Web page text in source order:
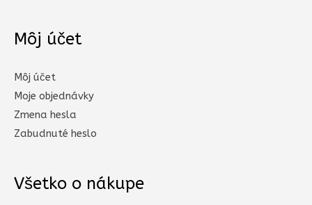
Môj účet
Môj účet
Moje objednávky
Zmena hesla
Zabudnuté heslo
Všetko o nákupe